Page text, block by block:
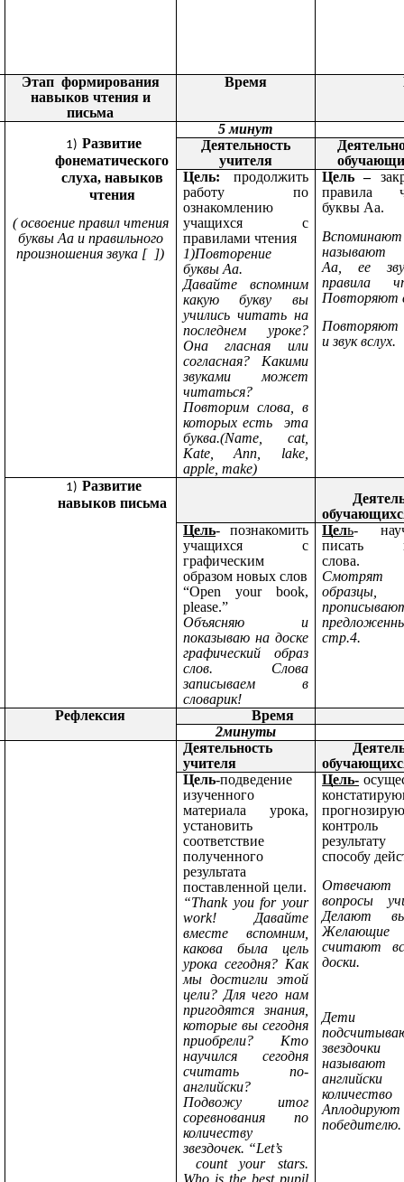
Этап формирования
навыков чтения и
письма
Время
Развитие
фонематического
слуха, навыков
чтения
( освоение правил чтения
буквы Аа и правильного
произношения звукa [ ])
5 минут
Деятельность
учителя
Цель: продолжить
работу по
ознакомлению
учащихся с
правилами чтения
1)Повторение
буквы Аа.
Давайте вспомним
какую букву вы
учились читать на
последнем уроке?
Она гласная или
согласная? Какими
звуками может
читаться?
Повторим слова, в
которых есть эта
буква.(Name, cat,
Kate, Ann, lake,
apple, make)
Цель –
правила
буквы Аа.
называют
Aa, ее
правила
Повторяют
Повторяют
и звук вслух.
Развитие
навыков письма
Цель- познакомить
учащихся с
графическим
образом новых слов
“Open your book,
please.”
Объясняю и
показываю на доске
графический образ
слов. Слова
записываем в
словарик!
Цель-
писать
слова.
образцы,
стр.4.
Рефлексия Время
2минуты
Деятельность
учителя
Цель-подведение
изученного
материала урока,
установить
соответствие
полученного
результата
поставленной цели.
“Thank you for your
work! Давайте
вместе вспомним,
какова была цель
урока сегодня? Как
мы достигли этой
цели? Для чего нам
пригодятся знания,
которые вы сегодня
приобрели? Кто
научился сегодня
считать по-
английски?
Подвожу итог
соревнования по
количеству
звездочек. “Let’s
count your stars.
Who is the best pupil
Цель-
способу
вопросы
Делают
Желающие
считают
доски.
Дети
звездочки
английски
количество
Аплодируют
победителю.